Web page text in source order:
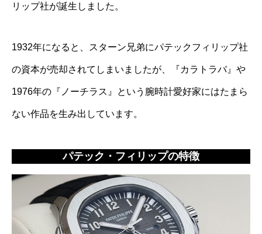
リップ社が誕生しました。
1932年になると、スターン兄弟にパテックフィリップ社
の資本が売却されてしまいましたが、『カラトラバ』や
1976年の『ノーチラス』という腕時計愛好家にはたまら
ない作品を生み出しています。
パテック・フィリップの特徴